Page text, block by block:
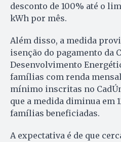
desconto de 100% até o
kWh por mês.
Além disso, a medida
isenção do pagamento da
Desenvolvimento
famílias com renda
mínimo inscritas no
que a medida diminua em
famílias beneficiadas.
A expectativa é de que